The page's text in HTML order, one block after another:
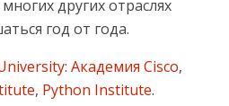
других отраслях
год от года.
: Академия Cisco,
, Python Institute.